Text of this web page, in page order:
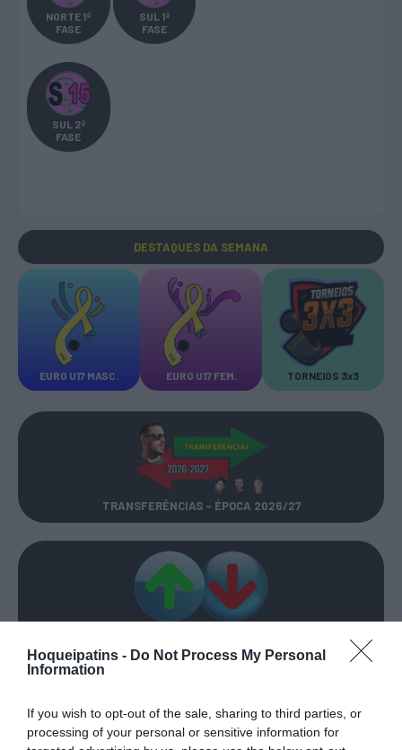
Hoqueipatins - Do Not Process My Personal
Information
If you wish to opt-out of the sale, sharing to third parties, or
processing of your personal or sensitive information for
NORTE 1ª
FASE
SUL 1ª
FASE
SUL 2ª
FASE
DESTAQUES DA SEMANA
EURO U17 MASC. EURO U17 FEM. TORNEIOS 3x3
TRANSFERÊNCIAS - ÉPOCA 2026/27
ÚLTIMOS PRÓXIMOS